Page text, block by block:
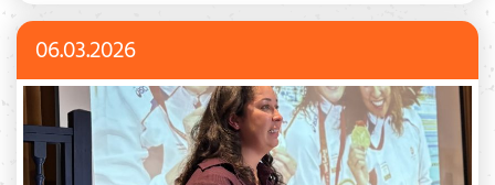
06.03.2026